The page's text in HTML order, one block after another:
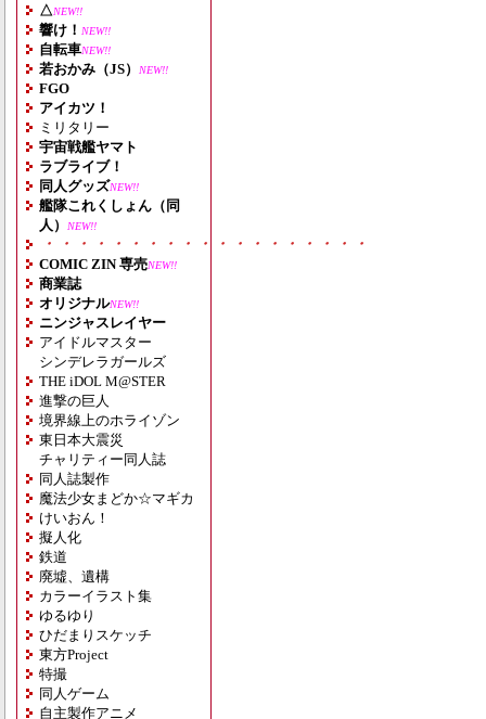
△NEW!!
響け！ NEW!!
自転車NEW!!
若おかみ（JS） NEW!!
FGO
アイカツ！
ミリタリー
宇宙戦艦ヤマト
ラブライブ！
同人グッズNEW!!
艦隊これくしょん（同
人）
NEW!!
・・・・・・・・・・・・・・・・・・・
COMIC ZIN 専売NEW!!
商業誌
オリジナルNEW!!
ニンジャスレイヤー
アイドルマスター
シンデレラガールズ
THE iDOL M@STER
進撃の巨人
境界線上のホライゾン
東日本大震災
チャリティー同人誌
同人誌製作
魔法少女まどか☆マギカ
けいおん！
擬人化
鉄道
廃墟、遺構
カラーイラスト集
ゆるゆり
ひだまりスケッチ
東方Project
特撮
同人ゲーム
自主製作アニメ